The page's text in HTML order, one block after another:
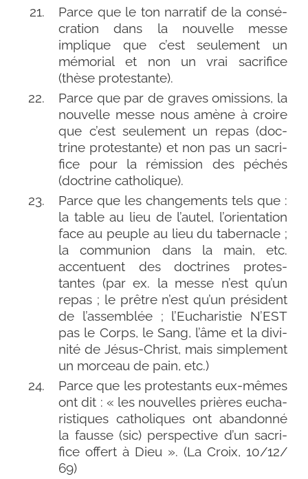
Parce que le ton nar­ra­tif de la consé­
cra­tion dans la nou­velle messe
implique que c’est seule­ment un
mémo­rial et non un vrai sacri­fice
(thèse protestante).
Parce que par de graves omis­sions, la
nou­velle messe nous amène à croire
que c’est seule­ment un repas (doc­
trine pro­tes­tante) et non pas un sacri­
fice pour la rémis­sion des péchés
(doc­trine catholique).
Parce que les chan­ge­ments tels que :
la table au lieu de l’autel, l’orientation
face au peuple au lieu du taber­nacle ;
la com­mu­nion dans la main, etc.
accen­tuent des doc­trines pro­tes­
tantes (par ex. la messe n’est qu’un
repas ; le prêtre n’est qu’un pré­sident
de l’assemblée ; l’Eucharistie N’EST
pas le Corps, le Sang, l’âme et la divi­
ni­té de Jésus-​Christ, mais sim­ple­ment
un mor­ceau de pain, etc.)
Parce que les pro­tes­tants eux-​mêmes
ont dit : « les nou­velles prières eucha­
ris­tiques catho­liques ont aban­don­né
la fausse (sic) pers­pec­tive d’un sacri­
fice offert à Dieu ». (La Croix, 10/​12/​
69)